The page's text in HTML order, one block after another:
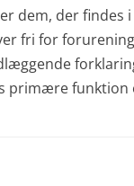
dem, der
fri for
primære funktion